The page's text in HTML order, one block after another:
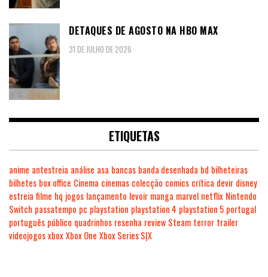
DETAQUES DE AGOSTO NA HBO MAX
31 DE JULHO DE 2026
ETIQUETAS
anime antestreia análise asa bancas banda desenhada bd bilheteiras
bilhetes box office Cinema cinemas colecção comics crítica devir disney
estreia filme hq jogos lançamento levoir manga marvel netflix Nintendo
Switch passatempo pc playstation playstation 4 playstation 5 portugal
português público quadrinhos resenha review Steam terror trailer
videojogosxboxXbox One Xbox Series S|X